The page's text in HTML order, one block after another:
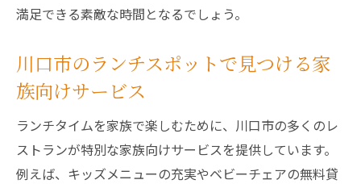
満足できる素敵な時間となるでしょう。
川口市のランチスポットで見つける家
族向けサービス
ランチタイムを家族で楽しむために、川口市の多くのレ
ストランが特別な家族向けサービスを提供しています。
例えば、キッズメニューの充実やベビーチェアの無料貸